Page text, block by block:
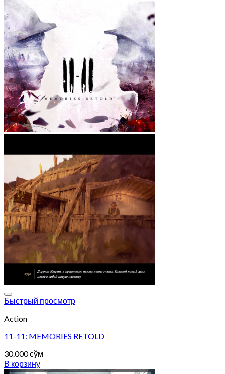
Быстрый просмотр
Action
11-11: MEMORIES RETOLD
30.000сўм
В корзину